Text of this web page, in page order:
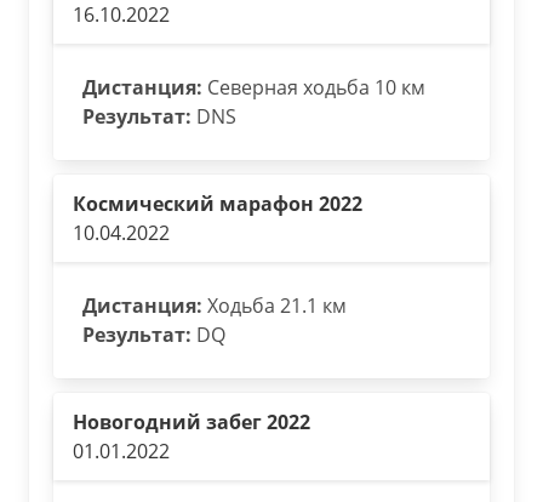
16.10.2022
Дистанция: Северная ходьба 10 км
Результат: DNS
Космический марафон 2022
10.04.2022
Дистанция: Ходьба 21.1 км
Результат: DQ
Новогодний забег 2022
01.01.2022